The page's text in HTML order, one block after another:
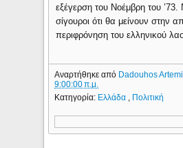
εξέγερση του Νοέμβρη του ’73.
σίγουροι ότι θα μείνουν στην
περιφρόνηση του ελληνικού
Αναρτήθηκε από Dadouhos
9:00:00 π.μ.
Κατηγορία: Ελλάδα Πολιτική